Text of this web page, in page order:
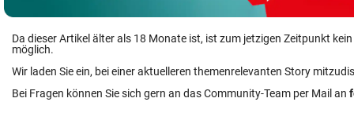
Da dieser Artikel älter als 18 Monate ist, ist zum jetzigen Zeitpunkt
möglich.
Wir laden Sie ein, bei einer aktuelleren themenrelevanten Story
Bei Fragen können Sie sich gern an das Community-Team per Mail an